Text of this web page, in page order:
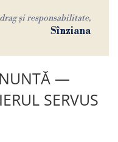
și responsabilitate,
Sînziana
—
SERVUS